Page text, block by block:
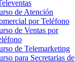
de Atención
por Teléfono
de Ventas por
de Telemarketing
para Secretarias de